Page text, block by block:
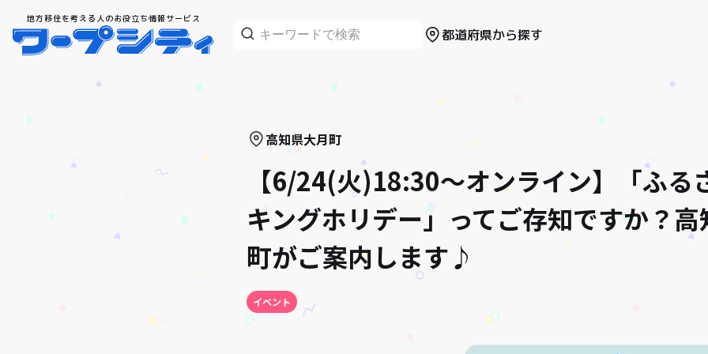
地方移住を考える人のお役立ち情報サービス
都道府県から探す
高知県大月町
【6/24(火)18:30〜オンライン】「ふる
キングホリデー」ってご存知ですか？
町がご案内します♪
イベント